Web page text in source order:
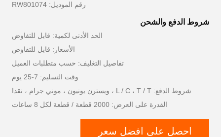
رقم الموديل: RW801074
شروط الدفع والشحن
الحد الأدنى لكمية: قابل للتفاوض
الأسعار: قابل للتفاوض
تفاصيل التغليف: حسب متطلبات العميل
وقت التسليم: 7-25 يوم
شروط الدفع: L / C ، T / T ، ويسترن يونيون ، موني جرام ، نقدا
القدرة على العرض: 2000 قطعة / قطعة لكل 8 ساعات
احصل على افضل سعر